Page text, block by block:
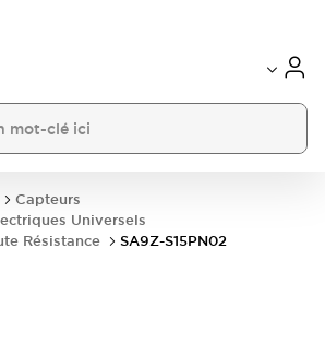
Capteurs
Universels
Résistance
SA9Z-S15PN02